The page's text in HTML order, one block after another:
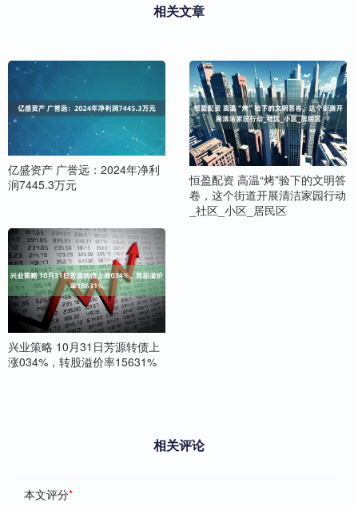
相关文章
亿盛资产 广誉远：2024年净利
润7445.3万元
恒盈配资 高温“烤”验下的文明答
卷，这个街道开展清洁家园行动
_社区_小区_居民区
兴业策略 10月31日芳源转债上
涨034%，转股溢价率15631%
相关评论
本文评分*